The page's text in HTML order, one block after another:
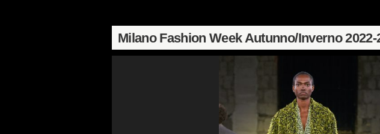
Milano Fashion Week Autunno/Inverno 2022-